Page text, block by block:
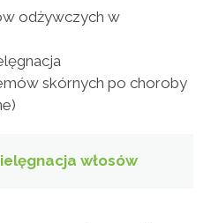
odżywczych w
skórnych po choroby
włosów